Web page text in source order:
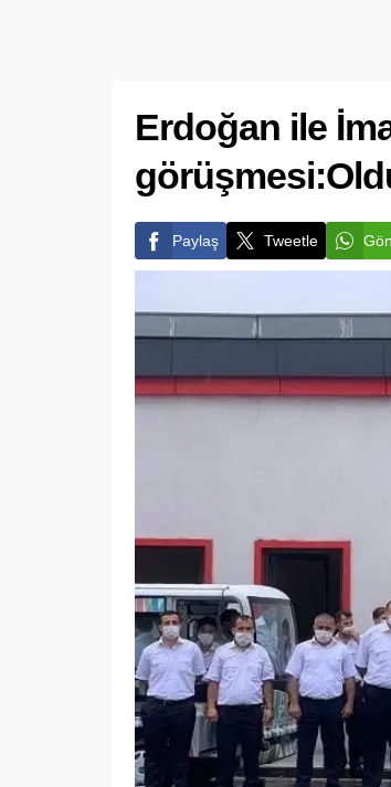
Erdoğan ile
Paylaş Tweetle